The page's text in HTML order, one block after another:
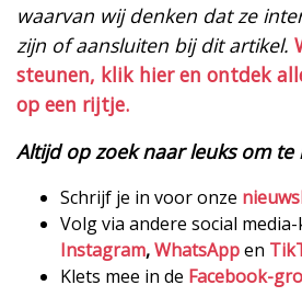
waarvan wij denken dat ze
zijn of aansluiten bij dit artikel.
steunen, klik hier en ontdek
op een rijtje.
Altijd op zoek naar leuks om te
Schrijf je in voor onze
Volg via andere social
Instagram,WhatsAppen
Klets mee in de Facebook-